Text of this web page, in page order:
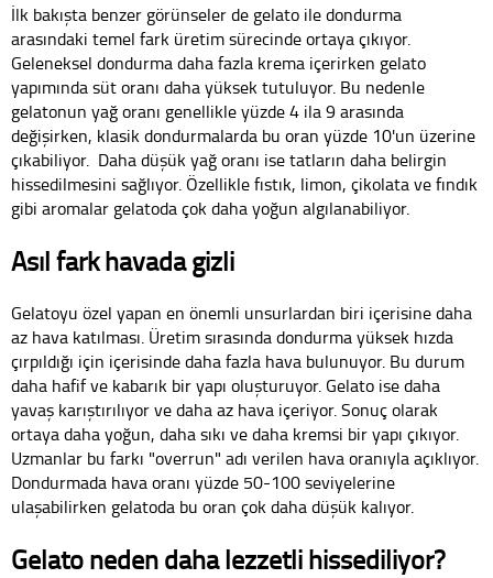
İlk bakışta benzer görünseler de gelato ile dondurma
arasındaki temel fark üretim sürecinde ortaya çıkıyor.
Geleneksel dondurma daha fazla krema içerirken gelato
yapımında süt oranı daha yüksek tutuluyor. Bu nedenle
gelatonun yağ oranı genellikle yüzde 4 ila 9 arasında
değişirken, klasik dondurmalarda bu oran yüzde 10'un üzerine
çıkabiliyor. Daha düşük yağ oranı ise tatların daha belirgin
hissedilmesini sağlıyor. Özellikle fıstık, limon, çikolata ve fındık
gibi aromalar gelatoda çok daha yoğun algılanabiliyor.
Asıl fark havada gizli
Gelatoyu özel yapan en önemli unsurlardan biri içerisine daha
az hava katılması. Üretim sırasında dondurma yüksek hızda
çırpıldığı için içerisinde daha fazla hava bulunuyor. Bu durum
daha hafif ve kabarık bir yapı oluşturuyor. Gelato ise daha
yavaş karıştırılıyor ve daha az hava içeriyor. Sonuç olarak
ortaya daha yoğun, daha sıkı ve daha kremsi bir yapı çıkıyor.
Uzmanlar bu farkı "overrun" adı verilen hava oranıyla açıklıyor.
Dondurmada hava oranı yüzde 50-100 seviyelerine
ulaşabilirken gelatoda bu oran çok daha düşük kalıyor.
Gelato neden daha lezzetli hissediliyor?